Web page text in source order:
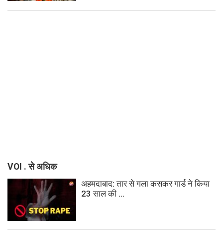
VOI . से अधिक
अहमदाबाद: तार से गला कसकर गार्ड ने किया
23 साल की ...